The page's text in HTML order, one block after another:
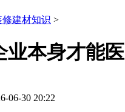
修建材知识 >
业本身才能医
06-30 20:22